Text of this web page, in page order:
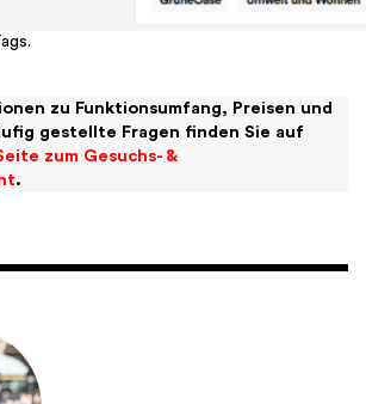
zu Funktionsumfang, Preisen und
gestellte Fragen finden Sie auf
zum Gesuchs- &
.